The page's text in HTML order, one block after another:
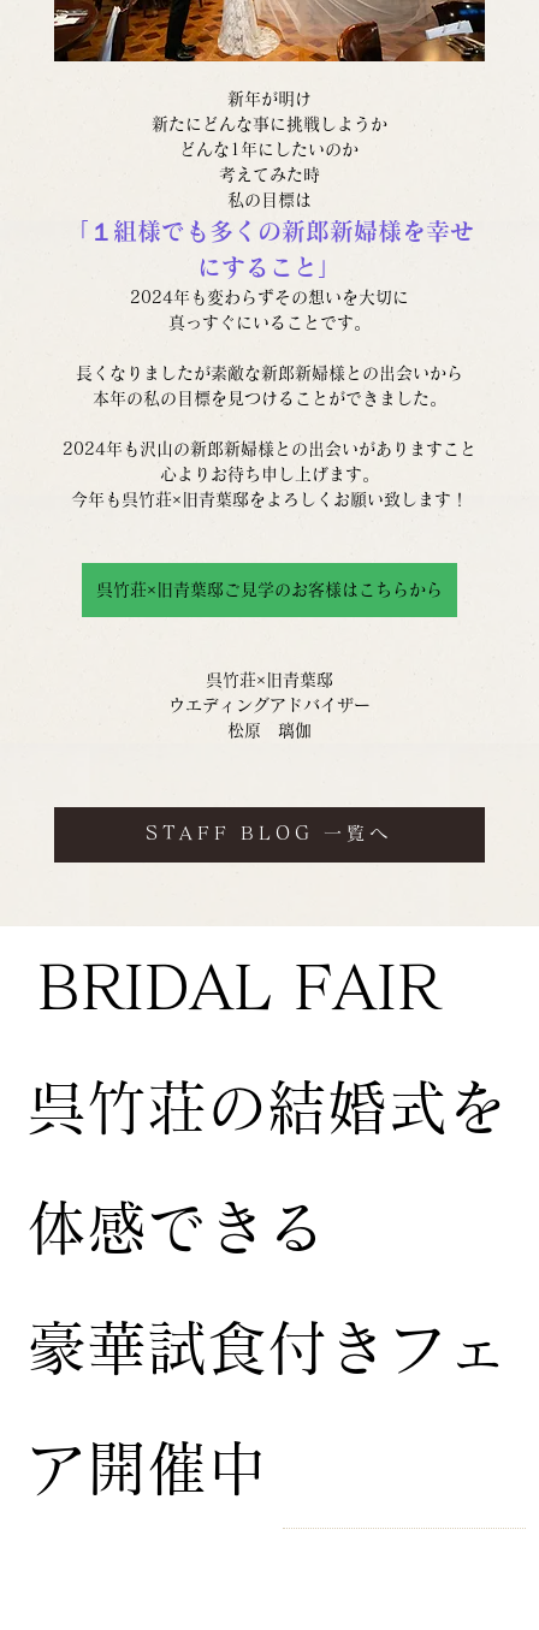
新年が明け
新たにどんな事に挑戦しようか
どんな1年にしたいのか
考えてみた時
私の目標は
「１組様でも多くの新郎新婦様を幸せ
にすること」
2024年も変わらずその想いを大切に
真っすぐにいることです。
長くなりましたが素敵な新郎新婦様との出会いから
本年の私の目標を見つけることができました。
2024年も沢山の新郎新婦様との出会いがありますこと
心よりお待ち申し上げます。
今年も呉竹荘×旧青葉邸をよろしくお願い致します！
呉竹荘×旧青葉邸ご見学のお客様はこちらから
呉竹荘×旧青葉邸
ウエディングアドバイザー
松原　璃伽
STAFF BLOG 一覧へ
BRIDAL FAIR
​呉竹荘の結婚式を
体感できる
豪華試食付きフェ
ア開催中